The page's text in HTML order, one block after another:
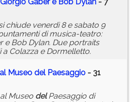
Gaber e Bob Dylan - 7
chiude venerdì 8 e sabato 9
di musica-teatro:
e Bob Dylan. Due portraits
Colazza e Dormelletto.
Museo delPaesaggio - 31
Museo delPaesaggio di